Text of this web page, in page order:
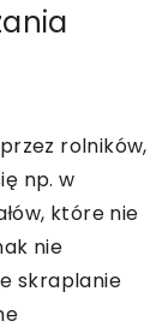
rolników,
np. w
które nie
nie
skraplanie